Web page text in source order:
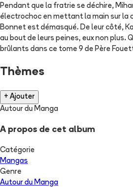
Pendant que la fratrie se déchire,
électrochoc en mettant la main sur la
Bonnet est démasqué. De leur côté,
au bout de leurs peines, eux non plus.
brûlants dans ce tome 9 de Père
Thèmes
+ Ajouter
Autour du Manga
A propos de cet album
Catégorie
Mangas
Genre
Autour du Manga